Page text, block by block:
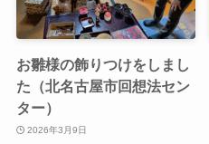
お雛様の飾りつけをしまし
た（北名古屋市回想法セン
ター）
2026年3月9日